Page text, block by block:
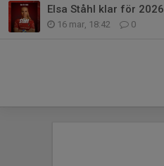
Elsa Ståhl klar för 2026
16 mar, 18:42 0